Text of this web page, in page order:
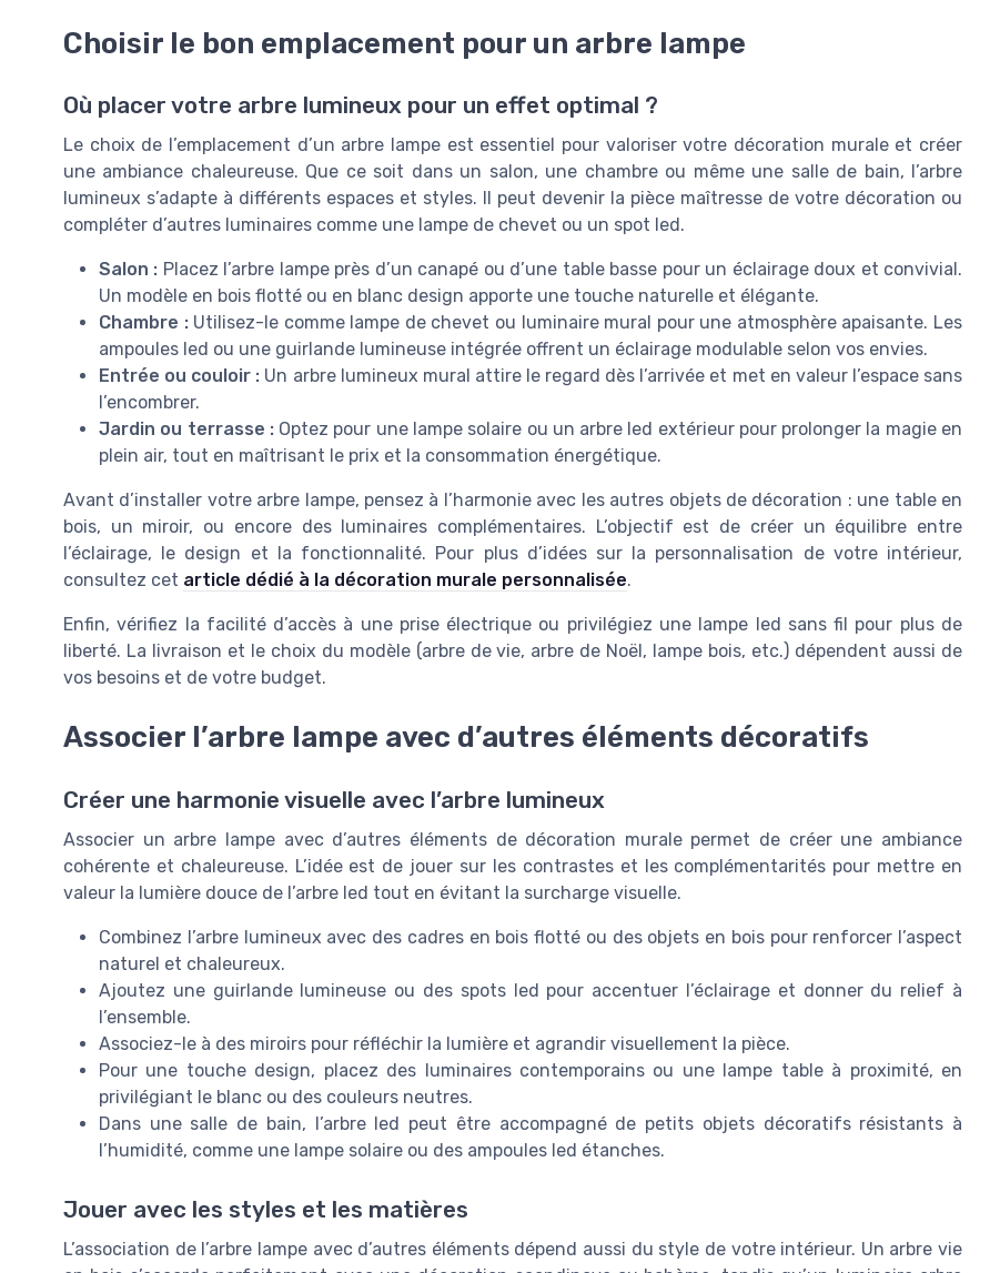
Choisir le bon emplacement pour un arbre lampe
Où placer votre arbre lumineux pour un effet optimal ?
Le choix de l’emplacement d’un arbre lampe est essentiel pour valoriser votre décoration murale et créer
une ambiance chaleureuse. Que ce soit dans un salon, une chambre ou même une salle de bain, l’arbre
lumineux s’adapte à différents espaces et styles. Il peut devenir la pièce maîtresse de votre décoration ou
compléter d’autres luminaires comme une lampe de chevet ou un spot led.
Salon : Placez l’arbre lampe près d’un canapé ou d’une table basse pour un éclairage doux et convivial.
Un modèle en bois flotté ou en blanc design apporte une touche naturelle et élégante.
Chambre :Utilisez-le comme lampe de chevet ou luminaire mural pour une atmosphère apaisante. Les
ampoules led ou une guirlande lumineuse intégrée offrent un éclairage modulable selon vos envies.
Entrée ou couloir : Un arbre lumineux mural attire le regard dès l’arrivée et met en valeur l’espace sans
l’encombrer.
Jardin ou terrasse :Optez pour une lampe solaire ou un arbre led extérieur pour prolonger la magie en
plein air, tout en maîtrisant le prix et la consommation énergétique.
Avant d’installer votre arbre lampe, pensez à l’harmonie avec les autres objets de décoration : une table en
bois, un miroir, ou encore des luminaires complémentaires. L’objectif est de créer un équilibre entre
l’éclairage, le design et la fonctionnalité. Pour plus d’idées sur la personnalisation de votre intérieur,
consultez cet article dédié à la décoration murale personnalisée.
Enfin, vérifiez la facilité d’accès à une prise électrique ou privilégiez une lampe led sans fil pour plus de
liberté. La livraison et le choix du modèle (arbre de vie, arbre de Noël, lampe bois, etc.) dépendent aussi de
vos besoins et de votre budget.
Associer l’arbre lampe avec d’autres éléments décoratifs
Créer une harmonie visuelle avec l’arbre lumineux
Associer un arbre lampe avec d’autres éléments de décoration murale permet de créer une ambiance
cohérente et chaleureuse. L’idée est de jouer sur les contrastes et les complémentarités pour mettre en
valeur la lumière douce de l’arbre led tout en évitant la surcharge visuelle.
Combinez l’arbre lumineux avec des cadres en bois flotté ou des objets en bois pour renforcer l’aspect
naturel et chaleureux.
Ajoutez une guirlande lumineuse ou des spots led pour accentuer l’éclairage et donner du relief à
l’ensemble.
Associez-le à des miroirs pour réfléchir la lumière et agrandir visuellement la pièce.
Pour une touche design, placez des luminaires contemporains ou une lampe table à proximité, en
privilégiant le blanc ou des couleurs neutres.
Dans une salle de bain, l’arbre led peut être accompagné de petits objets décoratifs résistants à
l’humidité, comme une lampe solaire ou des ampoules led étanches.
Jouer avec les styles et les matières
L’association de l’arbre lampe avec d’autres éléments dépend aussi du style de votre intérieur. Un arbre vie